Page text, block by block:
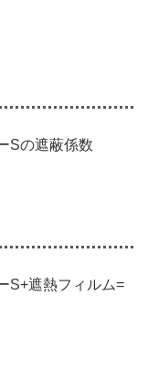
Sの遮蔽係数
S+遮熱フィルム=